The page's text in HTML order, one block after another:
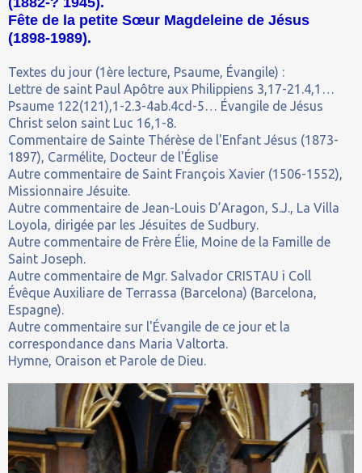
Fête de la petite Sœur Magdeleine de Jésus
(1898-1989).
Textes du jour (1ère lecture, Psaume, Évangile) :
Lettre de saint Paul Apôtre aux Philippiens 3,17-21.4,1…
Psaume 122(121),1-2.3-4ab.4cd-5… Évangile de Jésus
Christ selon saint Luc 16,1-8.
Commentaire de Sainte Thérèse de l'Enfant Jésus (1873-
1897), Carmélite, Docteur de l'Église
Autre commentaire de Saint François Xavier (1506-1552),
Missionnaire Jésuite.
Autre commentaire de Jean-Louis D’Aragon, S.J., La Villa
Loyola, dirigée par les Jésuites de Sudbury.
Autre commentaire de Frère Élie, Moine de la Famille de
Saint Joseph.
Autre commentaire de Mgr. Salvador CRISTAU i Coll
Évêque Auxiliare de Terrassa (Barcelona) (Barcelona,
Espagne).
Autre commentaire sur l'Évangile de ce jour et la
correspondance dans Maria Valtorta.
Hymne, Oraison et Parole de Dieu.